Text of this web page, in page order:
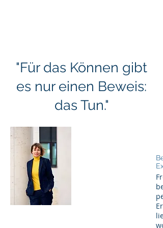
"Für das Können gibt
es nur einen Beweis:
das Tun."